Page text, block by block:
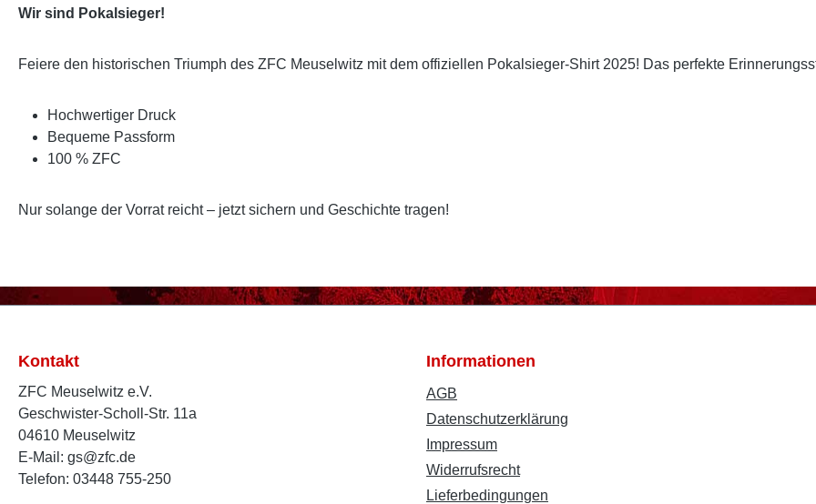
Wir sind Pokalsieger!
Feiere den historischen Triumph des ZFC Meuselwitz mit dem offiziellen Pokalsieger-Shirt 2025! Das perfekte
Hochwertiger Druck
Bequeme Passform
100 % ZFC
Nur solange der Vorrat reicht – jetzt sichern und Geschichte tragen!
Kontakt
ZFC Meuselwitz e.V.
Geschwister-Scholl-Str. 11a
04610 Meuselwitz
E-Mail: gs@zfc.de
Telefon: 03448 755-250
Informationen
AGB
Datenschutzerklärung
Impressum
Widerrufsrecht
Lieferbedingungen